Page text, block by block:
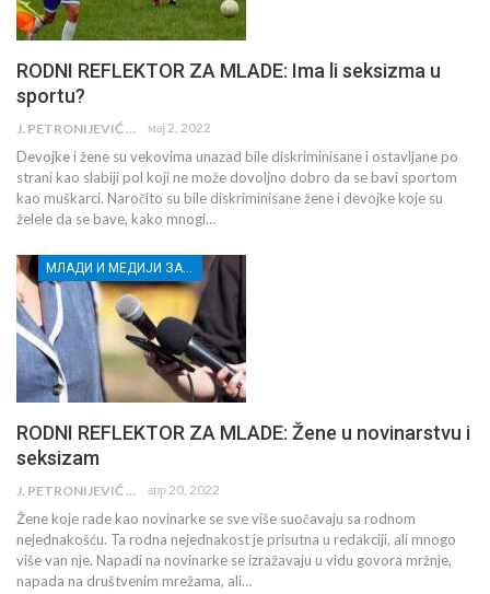
RODNI REFLEKTOR ZA MLADE: Ima li seksizma u
sportu?
J. PETRONIJEVIĆ мај 2, 2022
Devojke i žene su vekovima unazad bile diskriminisane i ostavljane po
strani kao slabiji pol koji ne može dovoljno dobro da se bavi sportom
kao muškarci. Naročito su bile diskriminisane žene i devojke koje su
želele da se bave, kako mnogi…
МЛАДИ И МЕДИЈИ ЗА ДЕМОКРАТСКИ РАЗВОЈ
RODNI REFLEKTOR ZA MLADE: Žene u novinarstvu i
seksizam
J. PETRONIJEVIĆ апр 20, 2022
Žene koje rade kao novinarke se sve više suočavaju sa rodnom
nejednakošću. Ta rodna nejednakost je prisutna u redakciji, ali mnogo
više van nje. Napadi na novinarke se izražavaju u vidu govora mržnje,
napada na društvenim mrežama, ali…